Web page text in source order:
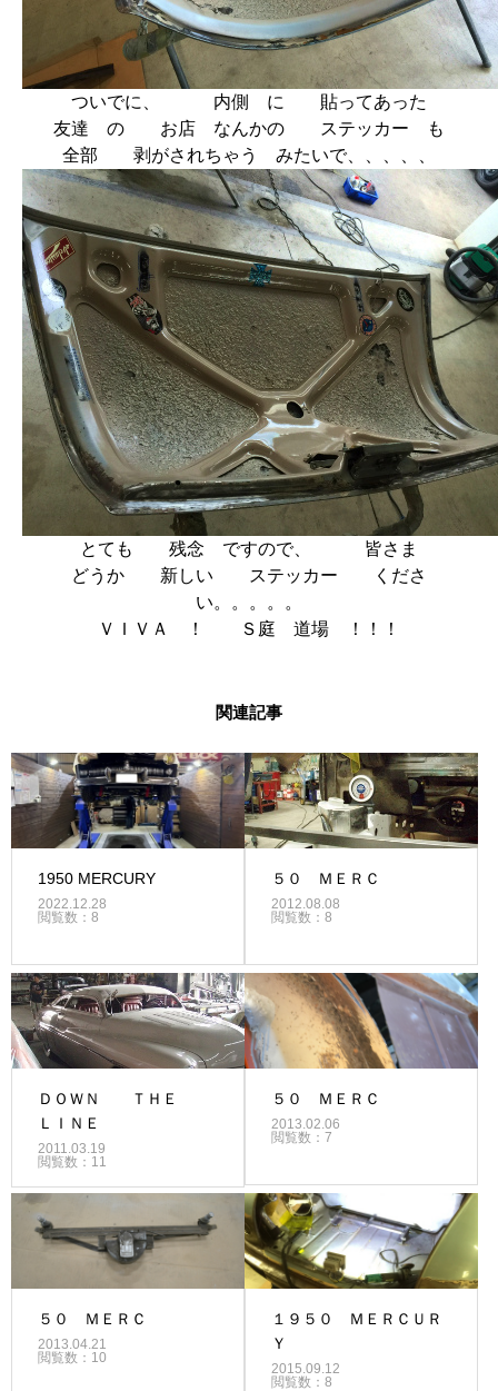
ついでに、 内側 に 貼ってあった
友達 の お店 なんかの ステッカー も
全部 剥がされちゃう みたいで、、、、、
とても 残念 ですので、 皆さま
どうか 新しい ステッカー くださ
い。。。。。
ＶＩＶＡ ！ Ｓ庭 道場 ！！！
関連記事
1950 MERCURY
2022.12.28
閲覧数：8
５０ ＭＥＲＣ
2012.08.08
閲覧数：8
ＤＯＷＮ ＴＨＥ
ＬＩＮＥ
2011.03.19
閲覧数：11
５０ ＭＥＲＣ
2013.02.06
閲覧数：7
５０ ＭＥＲＣ
2013.04.21
閲覧数：10
１９５０ ＭＥＲＣＵＲ
Ｙ
2015.09.12
閲覧数：8